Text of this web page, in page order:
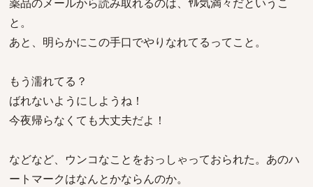
と。
あと、明らかにこの手口でやりなれてるってこと。
もう濡れてる？
ばれないようにしようね！
今夜帰らなくても大丈夫だよ！
などなど、ウンコなことをおっしゃっておられた。あのハ
ートマークはなんとかならんのか。